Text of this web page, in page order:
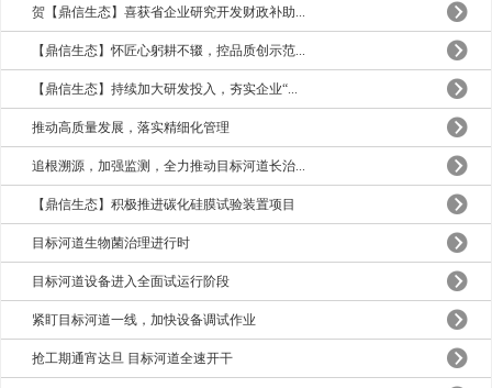
贺【鼎信生态】喜获省企业研究开发财政补助...
【鼎信生态】怀匠心躬耕不辍，控品质创示范...
【鼎信生态】持续加大研发投入，夯实企业“...
推动高质量发展，落实精细化管理
追根溯源，加强监测，全力推动目标河道长治...
【鼎信生态】积极推进碳化硅膜试验装置项目
目标河道生物菌治理进行时
目标河道设备进入全面试运行阶段
紧盯目标河道一线，加快设备调试作业
抢工期通宵达旦 目标河道全速开干